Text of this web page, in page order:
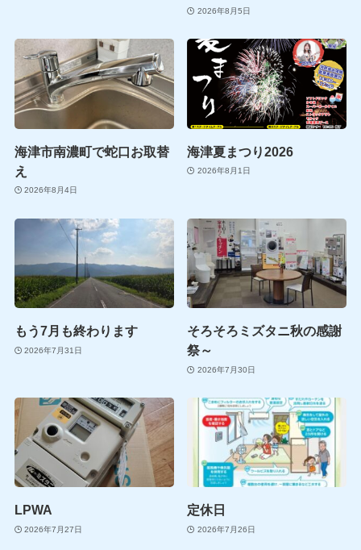
2026年8月5日
海津市南濃町で蛇口お取替
え
2026年8月4日
海津夏まつり2026
2026年8月1日
もう7月も終わります
2026年7月31日
そろそろミズタニ秋の感謝
祭～
2026年7月30日
LPWA
2026年7月27日
定休日
2026年7月26日